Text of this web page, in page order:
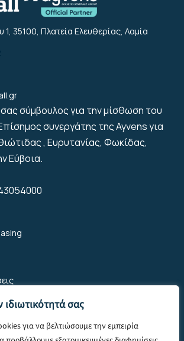
σας
για να βελτιώσουμε την εμπειρία
1, 35100, Πλατεία Ελευθερίας, Λαμία
σύμβουλος για την μίσθωση του
συνεργάτης της Ayvens για
, Ευρυτανίας, Φωκίδας,
Εύβοια.